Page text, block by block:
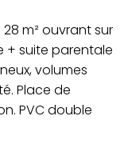
m² ouvrant sur
+ suite parentale
volumes
Place de
PVC double